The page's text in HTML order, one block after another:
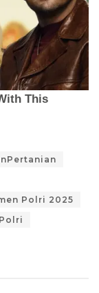
Polri 2025
Polri